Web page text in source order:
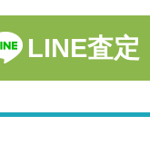
LINE査定